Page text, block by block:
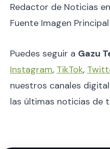
Redactor de Noticias en
Fuente Imagen
Puedes seguir a Gazu
Instagram, TikTok,
nuestros canales
las últimas noticias de